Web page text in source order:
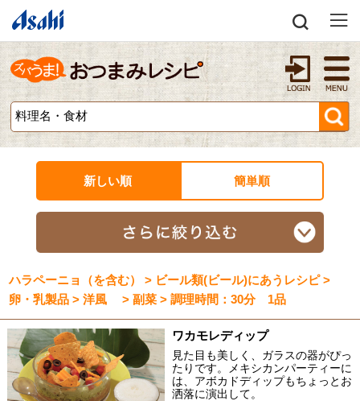
新しい順 簡単順
ハラペーニョ（を含む） > ビール類(ビール)にあうレシピ >
卵・乳製品 > 洋風 > 副菜 > 調理時間：30分 1品
ワカモレディップ
見た目も美しく、ガラスの器がぴっ
たりです。メキシカンパーティーに
は、アボカドディップもちょっとお
洒落に演出して。